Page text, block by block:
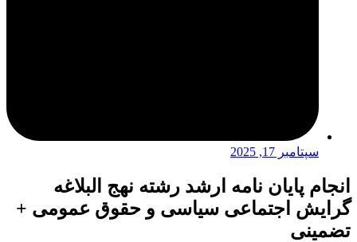
سپتامبر 17, 2025
انجام پایان نامه ارشد رشته نهج البلاغه
گرایش اجتماعی سیاسی و حقوق عمومی +
تضمینی